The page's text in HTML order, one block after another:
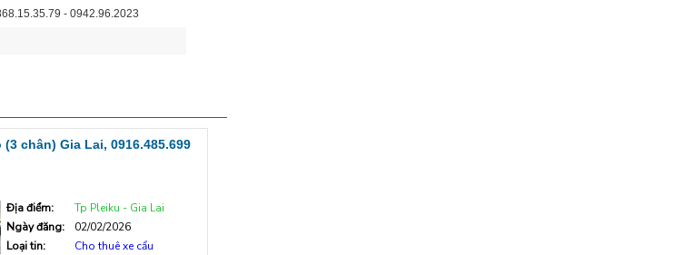
- 0942.96.2023
(3 chân) Gia Lai, 0916.485.699
Địa điểm:
Tp Pleiku - Gia Lai
Ngày đăng:
02/02/2026
Loại tin:
Cho thuê xe cẩu